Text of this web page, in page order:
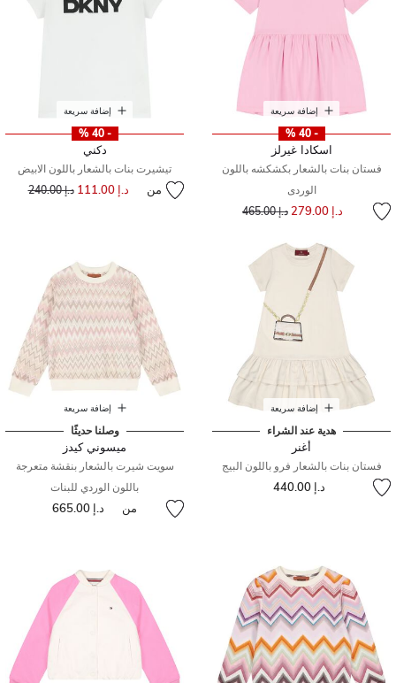
إضافة سريعة
- 40 %
اسكادا غيرلز
فستان بنات بالشعار بكشكشه باللون
الوردى
د.إ 279.00 سعر مخفض مند.إ 465.00
إضافة سريعة
- 40 %
دكني
تيشيرت بنات بالشعار باللون الابيض
من د.إ 111.00 سعر مخفض من
د.إ 240.00 إلى
إضافة سريعة
هدية عند الشراء
أغنر
فستان بنات بالشعار فرو باللون البيج
د.إ 440.00
إضافة سريعة
وصلنا حديثًا
ميسوني كيدز
سويت شيرت بالشعار بنقشة متعرجة
باللون الوردي للبنات
من د.إ 665.00